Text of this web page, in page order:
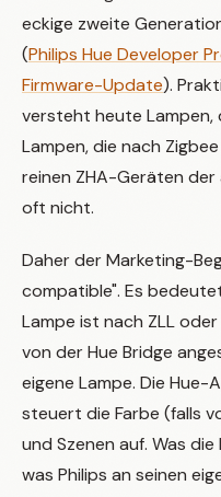
eckige zweite
(Philips Hue Developer
Firmware-Update).
versteht heute Lampen,
Lampen, die nach
reinen ZHA-Geräten
oft nicht.
Daher der Marketing-
compatible". Es
Lampe ist nach ZLL
von der Hue Bridge
eigene Lampe. Die Hue-
steuert die Farbe (falls
und Szenen auf. Was
was Philips an seinen